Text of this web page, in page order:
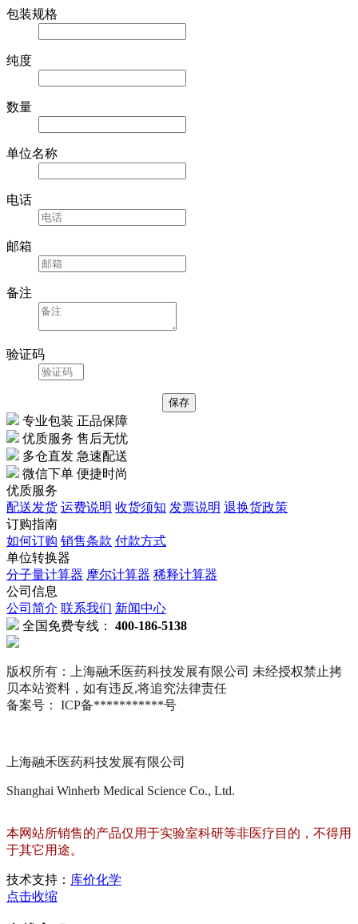
包装规格
纯度
数量
单位名称
电话
邮箱
备注
验证码
专业包装 正品保障
优质服务 售后无忧
多仓直发 急速配送
微信下单 便捷时尚
优质服务
配送发货 运费说明 收货须知 发票说明 退换货政策
订购指南
如何订购 销售条款 付款方式
单位转换器
分子量计算器 摩尔计算器 稀释计算器
公司信息
公司简介 联系我们 新闻中心
全国免费专线： 400-186-5138
版权所有：上海融禾医药科技发展有限公司 未经授权禁止拷
贝本站资料，如有违反,将追究法律责任
备案号： ICP备***********号
上海融禾医药科技发展有限公司
Shanghai Winherb Medical Science Co., Ltd.
本网站所销售的产品仅用于实验室科研等非医疗目的，不得用
于其它用途。
技术支持： 库价化学
点击收缩